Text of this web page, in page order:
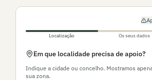
Localização Os seus dados
Em que localidade precisa de apoio?
Indique a cidade ou concelho. Mostramos
sua zona.